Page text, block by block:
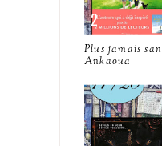
Plus jamais
Ankaoua